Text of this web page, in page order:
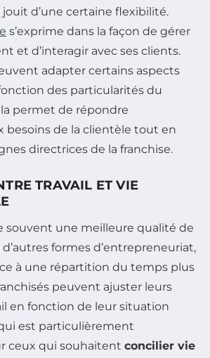
d’une certaine flexibilité.
s’exprime dans la façon de gérer
et d’interagir avec ses clients.
adapter certains aspects
des particularités du
permet de répondre
besoins de la clientèle tout en
directrices de la franchise.
TRAVAIL ET VIE
souvent une meilleure qualité de
formes d’entrepreneuriat,
à une répartition du temps plus
peuvent ajuster leurs
en fonction de leur situation
est particulièrement
ceux qui souhaitent concilier vie